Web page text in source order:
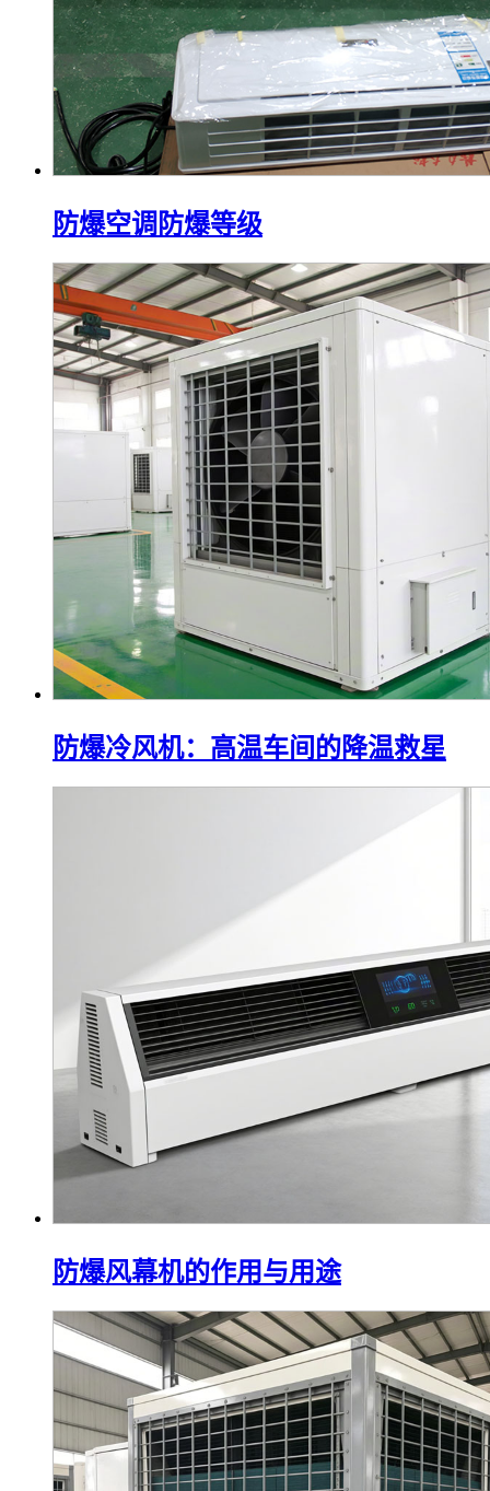
防爆空调防爆等级
防爆冷风机：高温车间的降温救星
防爆风幕机的作用与用途